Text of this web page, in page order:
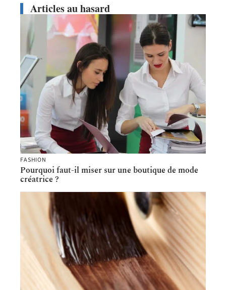
Articles au hasard
FASHION
Pourquoi faut-il miser sur une boutique de mode
créatrice ?